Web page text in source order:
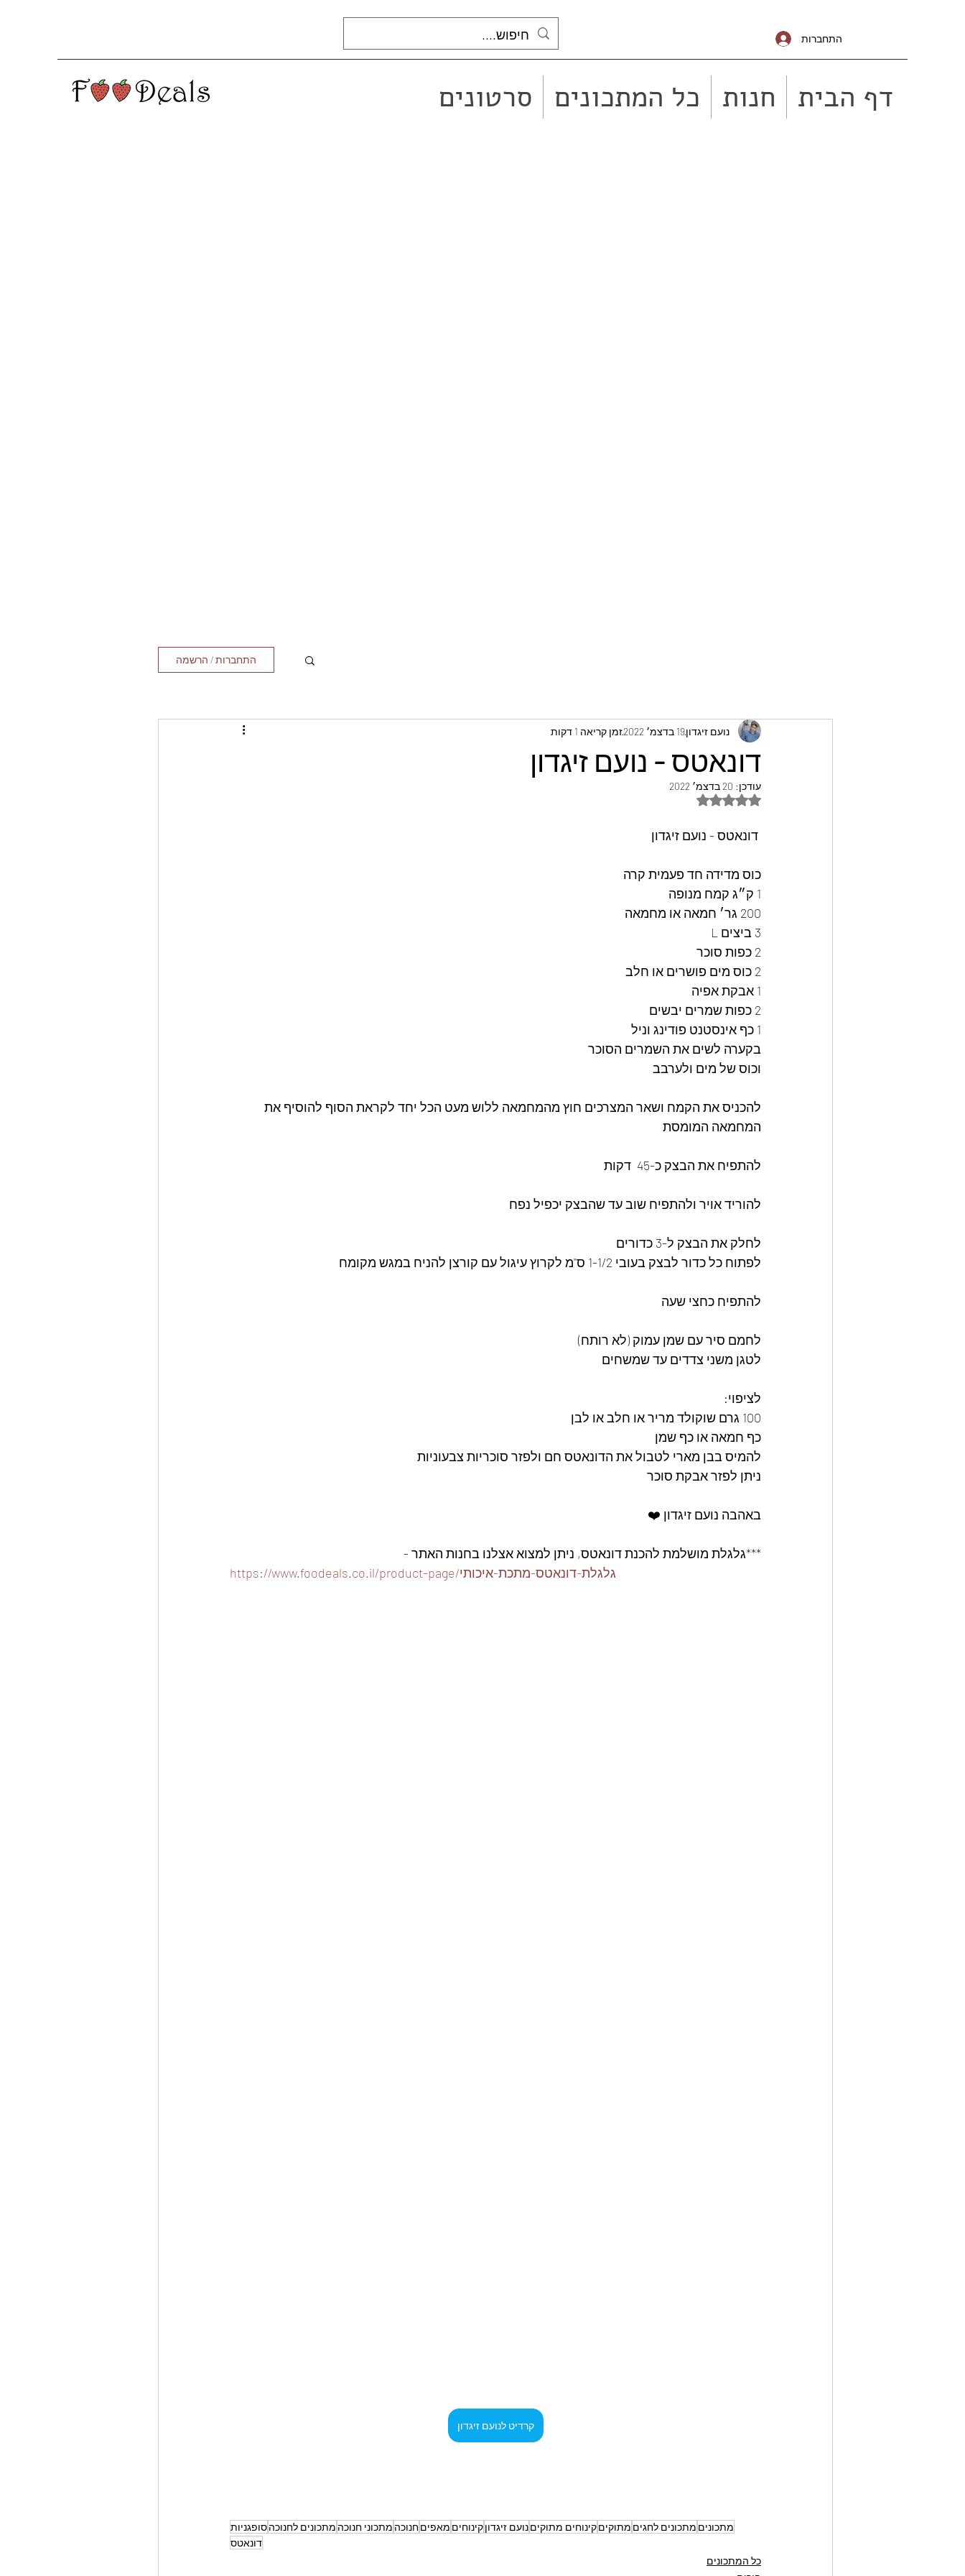
התחברות
דף הבית חנות כל המתכונים סרטונים
התחברות / הרשמה
דונאטס - נועם זיגדון
נועם זיגדון19 בדצמ׳ 2022 זמן קריאה 1 דקות
עודכן: 20 בדצמ׳ 2022
דירוג של NaN מתוך 5 כוכבים
כוס מדידה חד פעמית קרה
1 ק״ג קמח מנופה
200 גר׳ חמאה או מחמאה
3 ביצים L
2 כפות סוכר
2 כוס מים פושרים או חלב
1 אבקת אפיה
2 כפות שמרים יבשים
1 כף אינסטנט פודינג וניל
בקערה לשים את השמרים הסוכר
וכוס של מים ולערבב
להכניס את הקמח ושאר המצרכים חוץ מהמחמאה ללוש מעט הכל יחד לקראת הסוף להוסיף את
המחמאה המומסת
להתפיח את הבצק כ-45  דקות
להוריד אויר ולהתפיח שוב עד שהבצק יכפיל נפח
לחלק את הבצק ל-3 כדורים
לפתוח כל כדור לבצק בעובי 1-1/2 ס"מ לקרוץ עיגול עם קורצן להניח במגש מקומח
להתפיח כחצי שעה
לחמם סיר עם שמן עמוק (לא רותח)
לטגן משני צדדים עד שמשחים
לציפוי:
100 גרם שוקולד מריר או חלב או לבן
כף חמאה או כף שמן
להמיס בבן מארי לטבול את הדונאטס חם ולפזר סוכריות צבעוניות
ניתן לפזר אבקת סוכר
באהבה נועם זיגדון ❤️
***גלגלת מושלמת להכנת דונאטס, ניתן למצוא אצלנו בחנות האתר -
https://www.foodeals.co.il/product-page/גלגלת-דונאטס-מתכת-איכותי
קרדיט לנועם זיגדון
מתכונים מתכונים לחגים מתוקיםקינוחים מתוקיםנועם זיגדוןקינוחים מאפיםחנוכה מתכוני חנוכה מתכונים לחנוכהסופגניות
דונאטס
כל המתכונים